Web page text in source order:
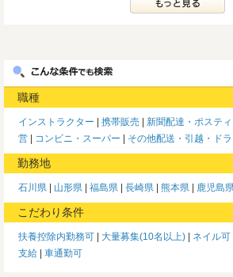
職種
インストラクター 携帯販売 新聞配達・ポステ
営
コンビニ・スーパー その他配送・引越・ド
勤務地
石川県 山形県 福島県 長崎県 熊本県 鹿児島県
こだわり条件
扶養控除内勤務可 大量募集(10名以上) ネイル可
支給
車通勤可